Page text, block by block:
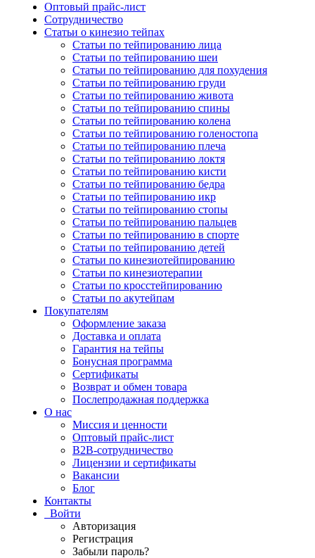
Оптовый прайс-лист
Сотрудничество
Статьи о кинезио тейпах
Статьи по тейпированию лица
Статьи по тейпированию шеи
Статьи по тейпированию для похудения
Статьи по тейпированию груди
Статьи по тейпированию живота
Статьи по тейпированию спины
Статьи по тейпированию колена
Статьи по тейпированию голеностопа
Статьи по тейпированию плеча
Статьи по тейпированию локтя
Статьи по тейпированию кисти
Статьи по тейпированию бедра
Статьи по тейпированию икр
Статьи по тейпированию стопы
Статьи по тейпированию пальцев
Статьи по тейпированию в спорте
Статьи по тейпированию детей
Статьи по кинезиотейпированию
Статьи по кинезиотерапии
Статьи по кросстейпированию
Статьи по акутейпам
Покупателям
Оформление заказа
Доставка и оплата
Гарантия на тейпы
Бонусная программа
Сертификаты
Возврат и обмен товара
Послепродажная поддержка
О нас
Миссия и ценности
Оптовый прайс-лист
В2В-сотрудничество
Лицензии и сертификаты
Вакансии
Блог
Контакты
Войти
Авторизация
Регистрация
Забыли пароль?